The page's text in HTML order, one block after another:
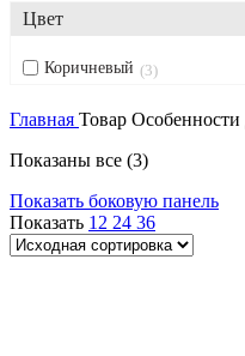
Цвет
Коричневый 3
Главная Товар Особенности
Показаны все (3)
Показать боковую панель
Показать 12 24 36